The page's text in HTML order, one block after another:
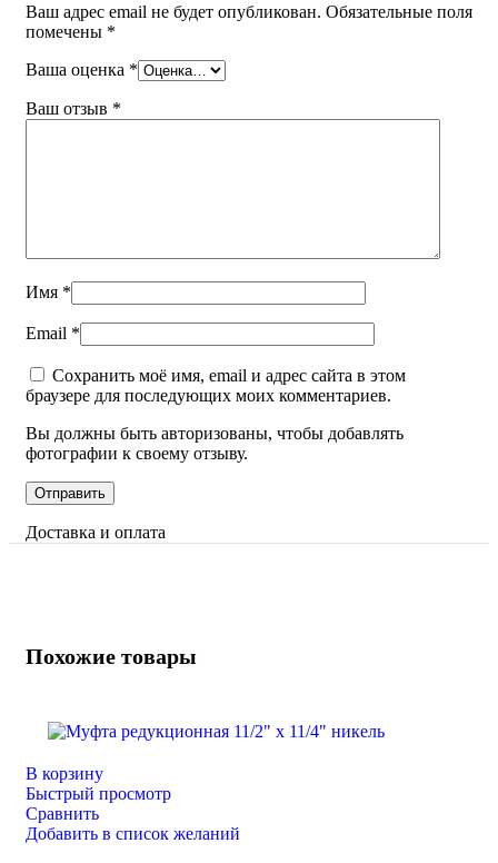
Ваш адрес email не будет опубликован. Обязательные поля
помечены *
Ваша оценка *
Ваш отзыв *
Имя *
Email *
Сохранить моё имя, email и адрес сайта в этом
браузере для последующих моих комментариев.
Вы должны быть авторизованы, чтобы добавлять
фотографии к своему отзыву.
Доставка и оплата
Похожие товары
В корзину
Быстрый просмотр
Сравнить
Добавить в список желаний